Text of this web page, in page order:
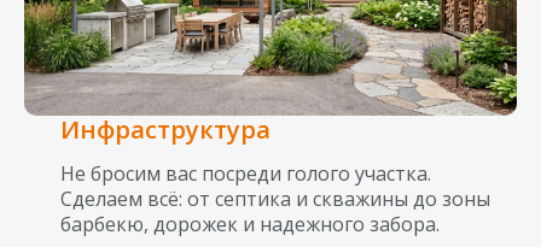
Инфраструктура
Не бросим вас посреди голого участка.
Сделаем всё: от септика и скважины до зоны
барбекю, дорожек и надежного забора.